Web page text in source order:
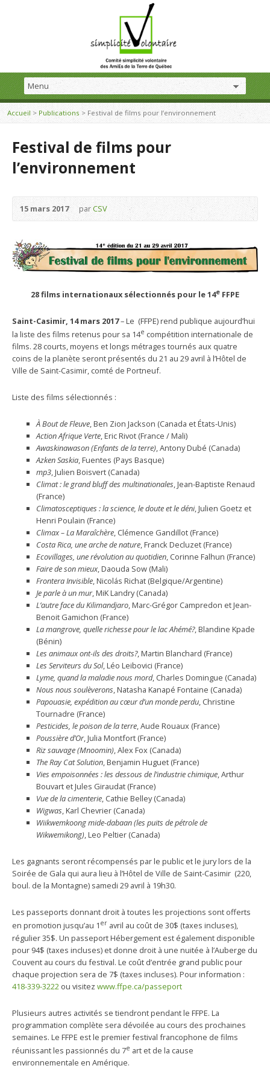
Accueil> Publications > Festival de films pour l’environnement
Festival de films pour
l’environnement
15 mars 2017 parCSV
28 films internationaux sélectionnés pour le 14e FFPE
Saint-Casimir, 14 mars 2017– Le (FFPE) rend publique aujourd’hui
la liste des films retenus pour sa 14e compétition internationale de
films. 28 courts, moyens et longs métrages tournés aux quatre
coins de la planète seront présentés du 21 au 29 avril à l’Hôtel de
Ville de Saint-Casimir, comté de Portneuf.
Liste des films sélectionnés :
À Bout de Fleuve, Ben Zion Jackson (Canada et États-Unis)
Action Afrique Verte, Eric Rivot (France / Mali)
Awaskinawason (Enfants de la terre), Antony Dubé (Canada)
Azken Saskia, Fuentes (Pays Basque)
mp3, Julien Boisvert (Canada)
Climat : le grand bluff des multinationales, Jean-Baptiste Renaud
(France)
Climatosceptiques : la science, le doute et le déni, Julien Goetz et
Henri Poulain (France)
Climax – La Maraîchère, Clémence Gandillot (France)
Costa Rica, une arche de nature, Franck Decluzet (France)
Ecovillages, une révolution au quotidien, Corinne Falhun (France)
Faire de son mieux, Daouda Sow (Mali)
Frontera Invisible, Nicolás Richat (Belgique/Argentine)
Je parle à un mur, MiK Landry (Canada)
L’autre face du Kilimandjaro, Marc-Grégor Campredon et Jean-
Benoit Gamichon (France)
La mangrove, quelle richesse pour le lac Ahémé?, Blandine Kpade
(Bénin)
Les animaux ont-ils des droits?, Martin Blanchard (France)
Les Serviteurs du Sol, Léo Leibovici (France)
Lyme, quand la maladie nous mord, Charles Domingue (Canada)
Nous nous soulèverons, Natasha Kanapé Fontaine (Canada)
Papouasie, expédition au cœur d’un monde perdu, Christine
Tournadre (France)
Pesticides, le poison de la terre, Aude Rouaux (France)
Poussière d’Or, Julia Montfort (France)
Riz sauvage (Mnoomin), Alex Fox (Canada)
The Ray Cat Solution, Benjamin Huguet (France)
Vies empoisonnées : les dessous de l’industrie chimique, Arthur
Bouvart et Jules Giraudat (France)
Vue de la cimenterie, Cathie Belley (Canada)
Wigwas, Karl Chevrier (Canada)
Wiikwemkoong mide-dabaan (les puits de pétrole de
Wikwemikong), Leo Peltier (Canada)
Les gagnants seront récompensés par le public et le jury lors de la
Soirée de Gala qui aura lieu à l’Hôtel de Ville de Saint-Casimir (220,
boul. de la Montagne) samedi 29 avril à 19h30.
Les passeports donnant droit à toutes les projections sont offerts
en promotion jusqu’au 1 er avril au coût de 30$ (taxes incluses),
régulier 35$. Un passeport Hébergement est également disponible
pour 94$ (taxes incluses) et donne droit à une nuitée à l’Auberge du
Couvent au cours du festival. Le coût d’entrée grand public pour
chaque projection sera de 7$ (taxes incluses). Pour information :
418-339-3222 ou visitez www.ffpe.ca/passeport
Plusieurs autres activités se tiendront pendant le FFPE. La
programmation complète sera dévoilée au cours des prochaines
semaines. Le FFPE est le premier festival francophone de films
réunissant les passionnés du 7e art et de la cause
environnementale en Amérique.